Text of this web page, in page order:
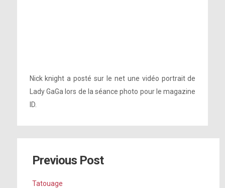
Nick knight a posté sur le net une vidéo portrait de
Lady GaGa lors de la séance photo pour le magazine
ID.
Previous Post
Tatouage